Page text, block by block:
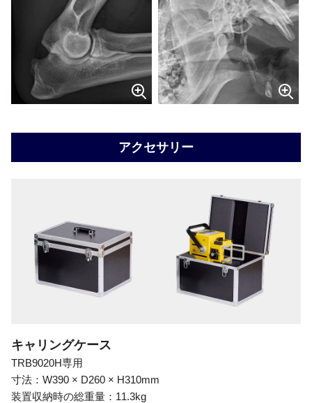
アクセサリー
キャリングケース
TRB9020H専用
寸法：W390 × D260 × H310mm
装置収納時の総重量：11.3kg